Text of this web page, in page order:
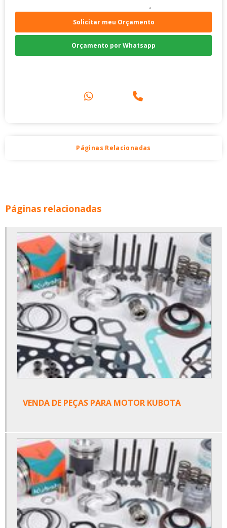
Solicitar meu Orçamento
Orçamento por Whatsapp
Páginas Relacionadas
Páginas relacionadas
VENDA DE PEÇAS PARA MOTOR KUBOTA